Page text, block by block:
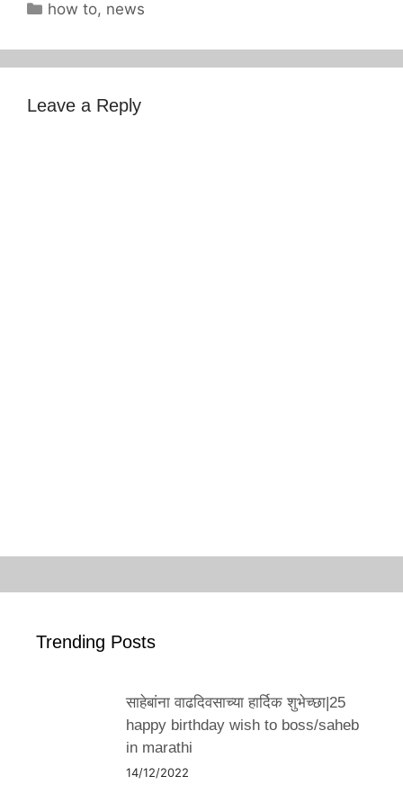
Categories
how to, news
Leave a Reply
Trending Posts
साहेबांना वाढदिवसाच्या हार्दिक शुभेच्छा|25
happy birthday wish to boss/saheb
in marathi
14/12/2022